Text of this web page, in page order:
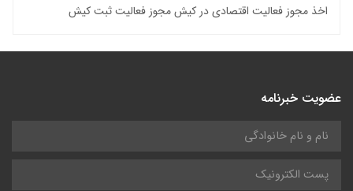
اخذ مجوز فعالیت اقتصادی در کیش مجوز فعالیت ثبت کیش
عضویت خبرنامه